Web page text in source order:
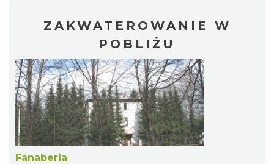
ZAKWATEROWANIE W
POBLIŻU
Fanaberia